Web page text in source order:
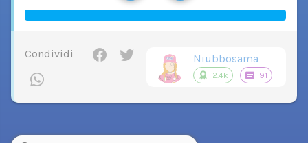
Condividi Niubbosama
2.4k 91